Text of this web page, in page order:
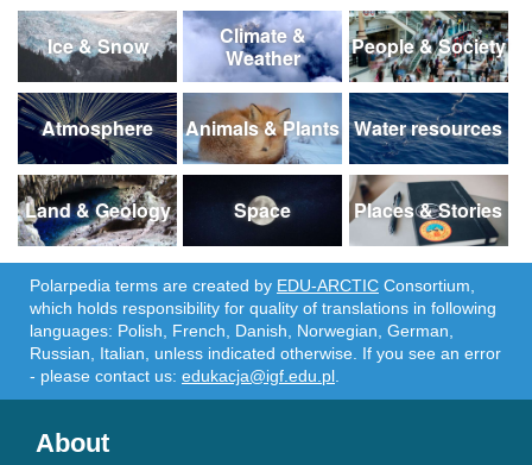
Ice & Snow
Climate &
Weather
People & Society
Atmosphere Animals & Plants Water resources
Land & Geology Space Places & Stories
Polarpedia terms are created by EDU-ARCTIC Consortium,
which holds responsibility for quality of translations in following
languages: Polish, French, Danish, Norwegian, German,
Russian, Italian, unless indicated otherwise. If you see an error
- please contact us: edukacja@igf.edu.pl
About